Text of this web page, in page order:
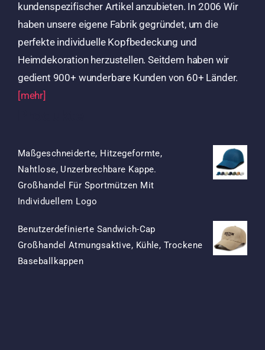
kundenspezifischer Artikel anzubieten. In 2006 Wir
haben unsere eigene Fabrik gegründet, um die
perfekte individuelle Kopfbedeckung und
Heimdekoration herzustellen. Seitdem haben wir
gedient 900+ wunderbare Kunden von 60+ Länder.
[mehr]
Maßgeschneiderte, Hitzegeformte,
Nahtlose, Unzerbrechbare Kappe.
Großhandel Für Sportmützen Mit
Individuellem Logo
War:
$15.50
Ist:
$7.50.
Benutzerdefinierte Sandwich-Cap
Großhandel Atmungsaktive, Kühle, Trockene
BaseballkappenUrsprünglicher
Aktueller